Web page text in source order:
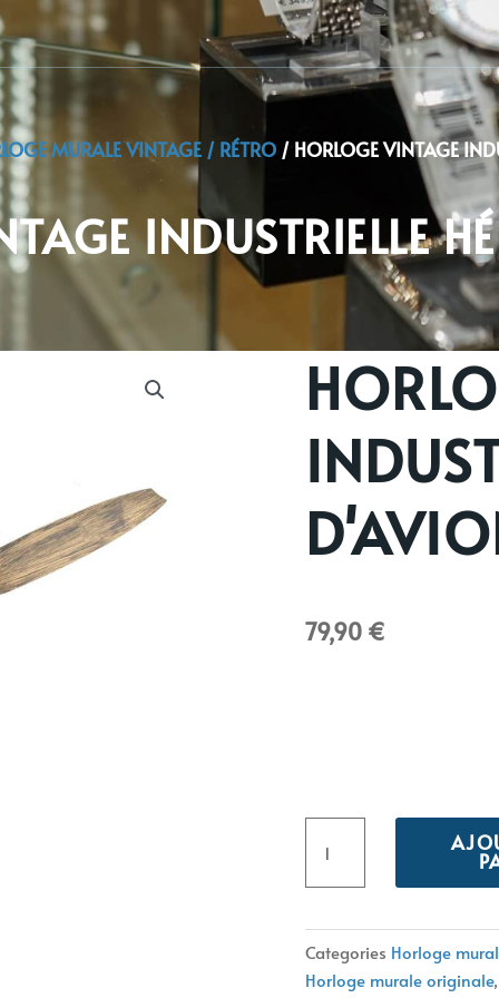
MURALE VINTAGE / RÉTRO/ HORLOGE VINTAGE
INDUSTRIELLE
79,90 €
Horloge
industrielle
hélice
Categories Horloge
Horloge murale originale